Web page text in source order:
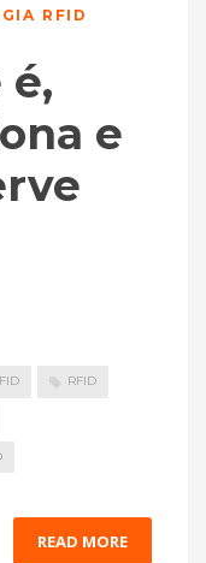
RFID
é,
e
RFID
READ MORE